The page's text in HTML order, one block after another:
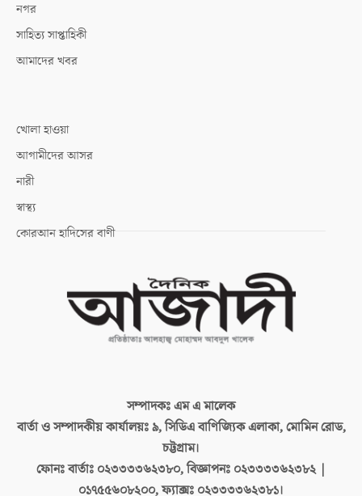
নগর
সাহিত্য সাপ্তাহিকী
আমাদের খবর
খোলা হাওয়া
আগামীদের আসর
নারী
স্বাস্থ্য
কোরআন হাদিসের বাণী
সম্পাদকঃএম এ মালেক
বার্তা ও সম্পাদকীয় কার্যালয়ঃ৯, সিডিএ বাণিজ্যিক এলাকা, মোমিন রোড,
চট্টগ্রাম।
ফোনঃ বার্তাঃ ০২৩৩৩৩৬২৩৮০, বিজ্ঞাপনঃ ০২৩৩৩৩৬২৩৮২ |
০১৭৫৫৬০৮২০০, ফ্যাক্সঃ ০২৩৩৩৩৬২৩৮১।